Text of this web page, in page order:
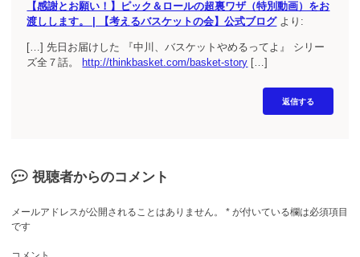
【感謝とお願い！】ピック＆ロールの超裏ワザ（特別動画）をお
渡しします。 | 【考えるバスケットの会】公式ブログ より:
[…] 先日お届けした 『中川、バスケットやめるってよ』 シリー
ズ全７話。
http://thinkbasket.com/basket-story […]
返信する
視聴者からのコメント
メールアドレスが公開されることはありません。 * が付いている欄は必須項目
です